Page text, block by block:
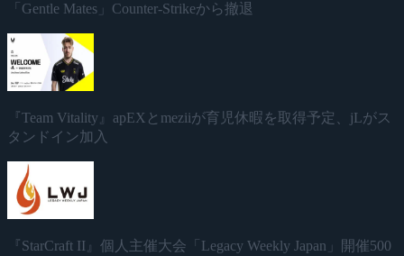
「Gentle Mates」Counter-Strikeから撤退
『Team Vitality』apEXとmeziiが育児休暇を取得予定、jLがス
タンドイン加入
『StarCraft II』個人主催大会「Legacy Weekly Japan」開催500